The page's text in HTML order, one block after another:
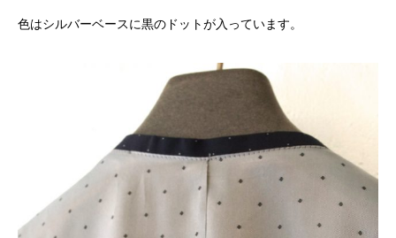
色はシルバーベースに黒のドットが入っています。